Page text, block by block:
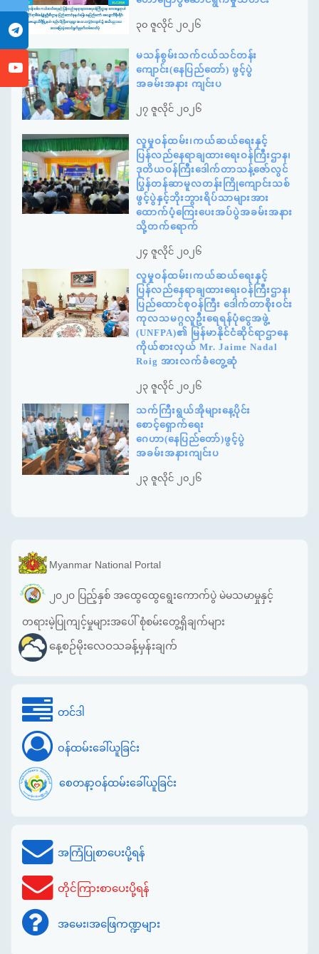
၃၀ ဇူလိုင် ၂၀၂၆
မသန်စွမ်းသက်ငယ်သင်တန်း
ကျောင်း(နေပြည်တော်) ဖွင့်ပွဲ
အခမ်းအနား ကျင်းပ
၂၇ ဇူလိုင် ၂၀၂၆
လူမှုဝန်ထမ်း၊ကယ်ဆယ်ရေးနှင့်
ပြန်လည်နေရာချထားရေးဝန်ကြီးဌာန၊
ဒုတိယဝန်ကြီးဒေါက်တာသန့်ဇော်လွင်
ပြွန်တန်ဆာမူလတန်းကြိုကျောင်းသစ်
ဖွင့်ပွဲနှင့်ဘိုးဘွားရိပ်သာများအား
ထောက်ပံ့ကြေးပေးအပ်ပွဲအခမ်းအနား
သို့တက်ရောက်
၂၄ ဇူလိုင် ၂၀၂၆
လူမှုဝန်ထမ်း၊ကယ်ဆယ်ရေးနှင့်
ပြန်လည်နေရာချထားရေးဝန်ကြီးဌာန၊
ပြည်ထောင်စုဝန်ကြီး ဒေါက်တာစိုးဝင်း
ကုလသမဂ္ဂလူဦးရေရန်ပုံငွေအဖွဲ့
(UNFPA)၏ မြန်မာနိုင်ငံဆိုင်ရာဌာနေ
ကိုယ်စားလှယ် Mr. Jaime Nadal
Roig အားလက်ခံတွေ့ဆုံ
၂၃ ဇူလိုင် ၂၀၂၆
သက်ကြီးရွယ်အိုများနေ့ပိုင်း
စောင့်ရှောက်ရေး
ဂေဟာ(နေပြည်တော်)ဖွင့်ပွဲ
အခမ်းအနားကျင်းပ
၂၃ ဇူလိုင် ၂၀၂၆
Myanmar National Portal
၂၀၂၀ ပြည့်နှစ် အထွေထွေရွေးကောက်ပွဲ မဲမသမာမှုနှင့်
တရားမဲ့ပြုကျင့်မှုများအပေါ် စုံစမ်းတွေ့ရှိချက်များ
နေ့စဉ်မိုးလေဝသခန့်မှန်းချက်
တင်ဒါ
ဝန်ထမ်းခေါ်ယူခြင်း
စေတနာ့ဝန်ထမ်းခေါ်ယူခြင်း
အကြံပြုစာပေးပို့ရန်
တိုင်ကြားစာပေးပို့ရန်
အမေး၊အဖြေကဏ္ဍများ